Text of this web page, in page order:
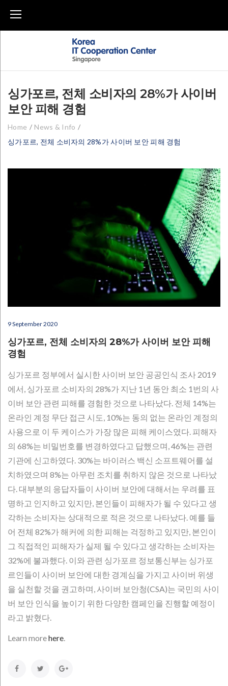
싱가포르, 전체 소비자의 28%가 사이버
보안 피해 경험
Home / News & Info /
싱가포르, 전체 소비자의 28%가 사이버 보안 피해 경험
9 September 2020
싱가포르, 전체 소비자의 28%가 사이버 보안 피해
경험
싱가포르 정부에서 실시한 사이버 보안 공공인식 조사 2019
에서, 싱가포르 소비자의 28%가 지난 1년 동안 최소 1번의 사
이버 보안 관련 피해를 경험한 것으로 나타났다. 전체 14%는
온라인 계정 무단 접근 시도, 10%는 동의 없는 온라인 계정의
사용으로 이 두 케이스가 가장 많은 피해 케이스였다. 피해자
의 68%는 비밀번호를 변경하였다고 답했으며, 46%는 관련
기관에 신고하였다. 30%는 바이러스 백신 소프트웨어를 설
치하였으며 8%는 아무런 조치를 취하지 않은 것으로 나타났
다. 대부분의 응답자들이 사이버 보안에 대해서는 우려를 표
명하고 인지하고 있지만, 본인들이 피해자가 될 수 있다고 생
각하는 소비자는 상대적으로 적은 것으로 나타났다. 예를 들
어 전체 82%가 해커에 의한 피해는 걱정하고 있지만, 본인이
그 직접적인 피해자가 실제 될 수 있다고 생각하는 소비자는
32%에 불과했다. 이와 관련 싱가포르 정보통신부는 싱가포
르인들이 사이버 보안에 대한 경계심을 가지고 사이버 위생
을 실천할 것을 권고하며, 사이버 보안청(CSA)는 국민의 사이
버 보안 인식을 높이기 위한 다양한 캠페인을 진행할 예정이
라고 밝혔다.
Learn morehere.
FacebookTwitterGoogle+